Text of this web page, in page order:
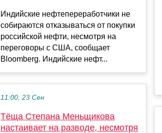
Индийские нефтепереработчики не
собираются отказываться от покупки
российской нефти, несмотря на
переговоры с США, сообщает
Bloomberg. Индийские нефт...
11:00, 23 Сен
Тёща Степана Меньщикова
настаивает на разводе, несмотря